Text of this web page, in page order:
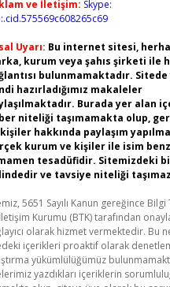
ve İletişim: Skype:
Uyarı: Bu internet sitesi,
kurum veya şahıs şirketi ile
bulunmamaktadır. Sitede
hazırladığımız makaleler
Burada yer alan
niteliği taşımamakta olup,
hakkında paylaşım
kurum ve kişiler ile isim
tesadüfidir. Sitemizdeki
ve tavsiye niteliği
5651 Sayılı Kanun gereğince
Kurumu (BTK) tarafından
olarak hizmet vermektedir. Bu
içerikleri proaktif olarak
yükümlülüğümüz
yazdıkları içeriklerin